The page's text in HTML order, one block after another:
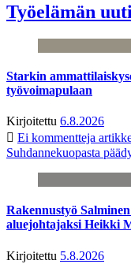
Työelämän
Starkin
työvoimapulaan
Kirjoitettu 6.8.2026
Ei kommentteja
Suhdannekuopasta
Rakennustyö
aluejohtajaksi Heikki
Kirjoitettu 5.8.2026